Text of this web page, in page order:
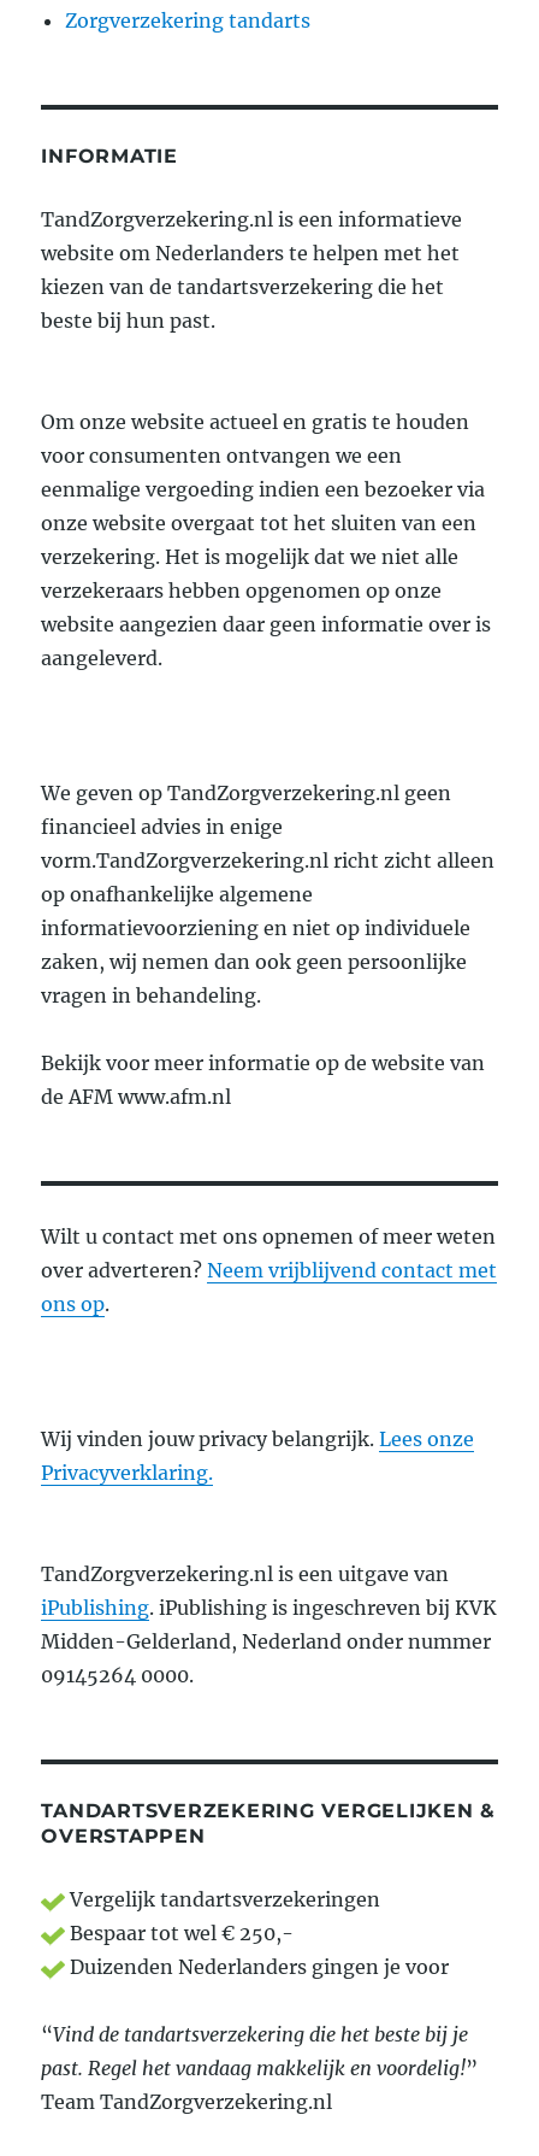
Zorgverzekering tandarts
INFORMATIE
TandZorgverzekering.nl is een informatieve
website om Nederlanders te helpen met het
kiezen van de tandartsverzekering die het
beste bij hun past.
Om onze website actueel en gratis te houden
voor consumenten ontvangen we een
eenmalige vergoeding indien een bezoeker via
onze website overgaat tot het sluiten van een
verzekering. Het is mogelijk dat we niet alle
verzekeraars hebben opgenomen op onze
website aangezien daar geen informatie over is
aangeleverd.
We geven op TandZorgverzekering.nl geen
financieel advies in enige
vorm.TandZorgverzekering.nl richt zicht alleen
op onafhankelijke algemene
informatievoorziening en niet op individuele
zaken, wij nemen dan ook geen persoonlijke
vragen in behandeling.
Bekijk voor meer informatie op de website van
de AFM www.afm.nl
Wilt u contact met ons opnemen of meer weten
over adverteren?Neem vrijblijvend contact met
ons op.
Wij vinden jouw privacy belangrijk.Lees onze
Privacyverklaring.
TandZorgverzekering.nl is een uitgave van
iPublishing. iPublishing is ingeschreven bij KVK
Midden-Gelderland, Nederland onder nummer
09145264 0000.
TANDARTSVERZEKERING VERGELIJKEN &
OVERSTAPPEN
Vergelijk tandartsverzekeringen
Bespaar tot wel € 250,-
Duizenden Nederlanders gingen je voor
“Vind de tandartsverzekering die het beste bij je
past. Regel het vandaag makkelijk en voordelig!”
Team TandZorgverzekering.nl